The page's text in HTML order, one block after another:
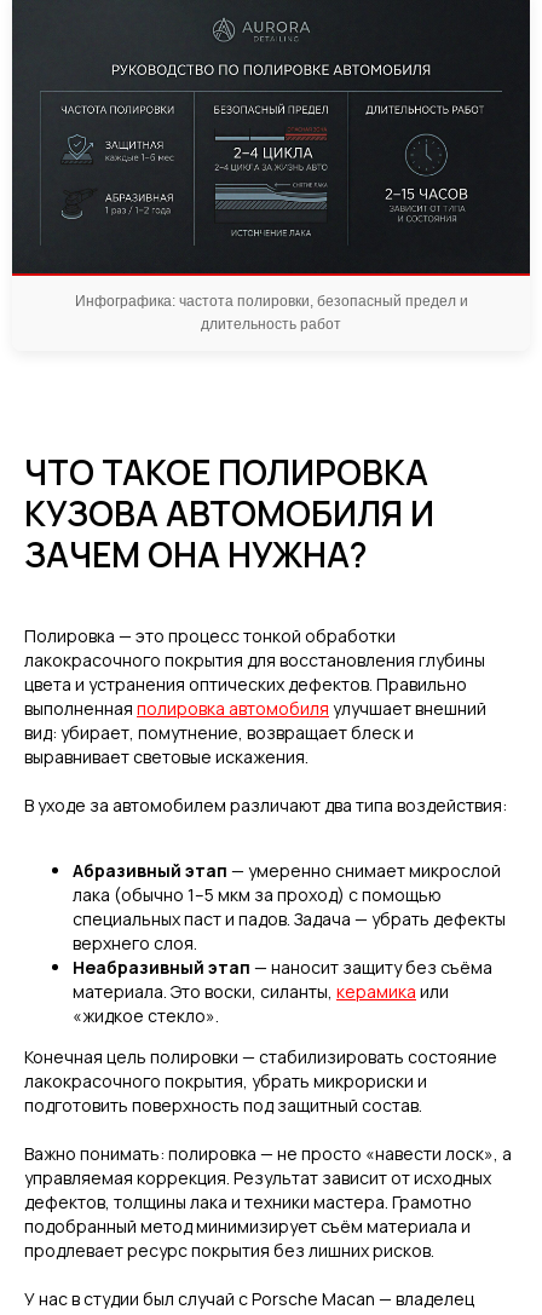
Инфографика: частота полировки, безопасный предел и
длительность работ
ЧТО ТАКОЕ ПОЛИРОВКА
КУЗОВА АВТОМОБИЛЯ И
ЗАЧЕМ ОНА НУЖНА?
Полировка — это процесс тонкой обработки
лакокрасочного покрытия для восстановления глубины
цвета и устранения оптических дефектов. Правильно
выполненная полировка автомобиля улучшает внешний
вид: убирает, помутнение, возвращает блеск и
выравнивает световые искажения.
В уходе за автомобилем различают два типа воздействия:
Абразивный этап — умеренно снимает микрослой
лака (обычно 1–5 мкм за проход) с помощью
специальных паст и падов. Задача — убрать дефекты
верхнего слоя.
Неабразивный этап — наносит защиту без съёма
материала. Это воски, силанты, керамика или
«жидкое стекло».
Конечная цель полировки — стабилизировать состояние
лакокрасочного покрытия, убрать микрориски и
подготовить поверхность под защитный состав.
Важно понимать: полировка — не просто «навести лоск», а
управляемая коррекция. Результат зависит от исходных
дефектов, толщины лака и техники мастера. Грамотно
подобранный метод минимизирует съём материала и
продлевает ресурс покрытия без лишних рисков.
У нас в студии был случай с Porsche Macan — владелец